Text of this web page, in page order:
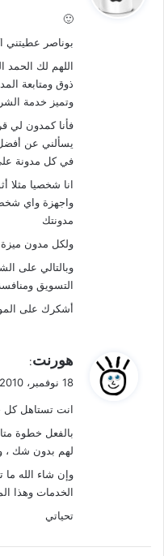
ل
🙂
بوناصر
اللهم لك الحمد
ذوق ومتابعة
وتميز خدمة
فأنا كمدون لي
يسألني عن
في كل مدونة
انا شخصيا
واجهزة واي
مدونتك
ولكل مدون ميزة
وبالتالي على
التسويق
أشكرك على
ي
ق
ل
هورنت:
18 نوفمبر، 2010 الساعة 12:59 ص
انت تستاهل كل
بالفعل خطوة
لهم بدون شك ،
وإن شاء الله
الخدمات وهذا
تحياتي